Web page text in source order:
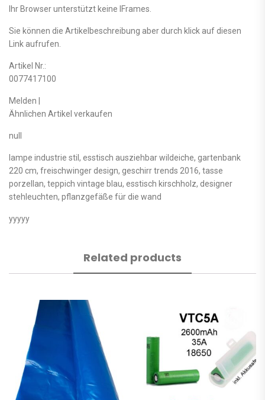
Ihr Browser unterstützt keine IFrames.
Sie können die Artikelbeschreibung aber durch klick auf diesen
Link aufrufen.
Artikel Nr.:
0077417100
Melden |
Ähnlichen Artikel verkaufen
null
lampe industrie stil, esstisch ausziehbar wildeiche, gartenbank
220 cm, freischwinger design, geschirr trends 2016, tasse
porzellan, teppich vintage blau, esstisch kirschholz, designer
stehleuchten, pflanzgefäße für die wand
yyyyy
Related products